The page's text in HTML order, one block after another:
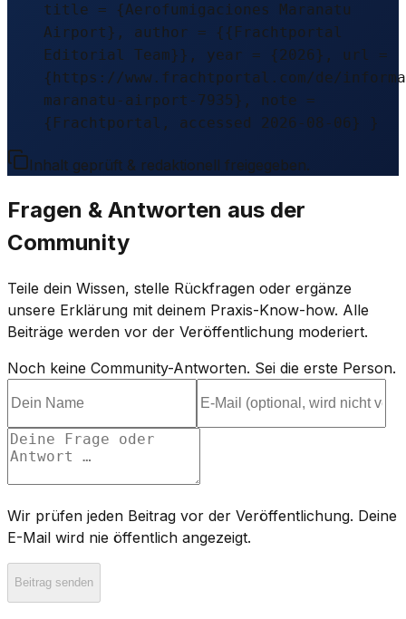
title = {Aerofumigaciones Maranatu
Airport}, author = {{Frachtportal
Editorial Team}}, year = {2026}, url =
{https://www.frachtportal.com/de/
maranatu-airport-7935}, note =
{Frachtportal, accessed 2026-08-06} }
Inhalt geprüft & redaktionell freigegeben.
Fragen & Antworten aus der
Community
Teile dein Wissen, stelle Rückfragen oder ergänze
unsere Erklärung mit deinem Praxis-Know-how. Alle
Beiträge werden vor der Veröffentlichung moderiert.
Noch keine Community-Antworten. Sei die erste Person.
Wir prüfen jeden Beitrag vor der Veröffentlichung. Deine
E-Mail wird nie öffentlich angezeigt.
Beitrag senden